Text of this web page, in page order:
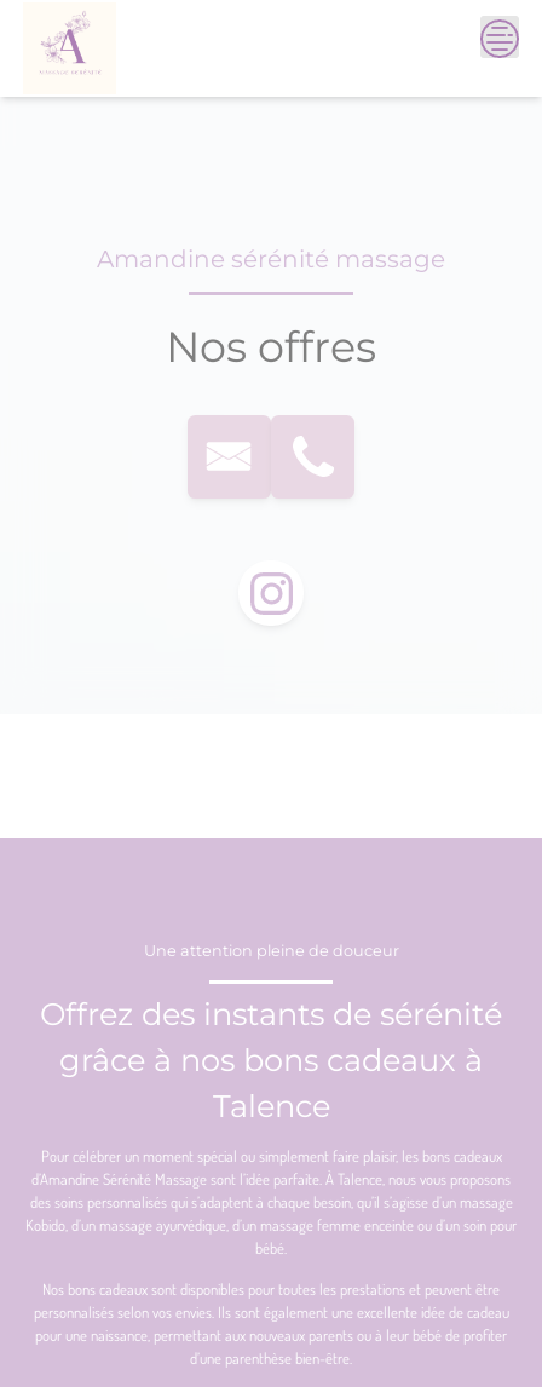
content
Amandine sérénité massage
Nos offres
Une attention pleine de douceur
Offrez des instants de sérénité
grâce à nos bons cadeaux à
Talence
Pour célébrer un moment spécial ou simplement faire plaisir, les bons cadeaux
d’Amandine Sérénité Massage sont l’idée parfaite. À Talence, nous vous proposons
des soins personnalisés qui s’adaptent à chaque besoin, qu’il s’agisse d’un massage
Kobido, d’un massage ayurvédique, d’un massage femme enceinte ou d’un soin pour
bébé.
Nos bons cadeaux sont disponibles pour toutes les prestations et peuvent être
personnalisés selon vos envies. Ils sont également une excellente idée de cadeau
pour une naissance, permettant aux nouveaux parents ou à leur bébé de profiter
d’une parenthèse bien-être.